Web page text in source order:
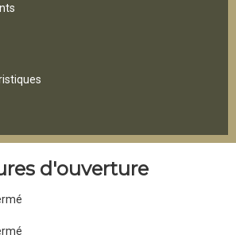
d'ouverture